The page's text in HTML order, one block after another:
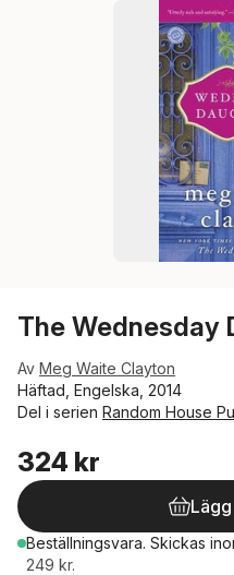
The Wednesday
Av Meg Waite Clayton
Häftad, Engelska, 2014
Del i serien Random House
324 kr
Beställningsvara. Skickas
249 kr.